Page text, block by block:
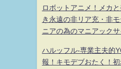
ロボットアニメ！メカ
き永遠の非リア充・非
ニアの為のマニアックサ
ハルッフル-専業主夫的
報！キモデブおたく！